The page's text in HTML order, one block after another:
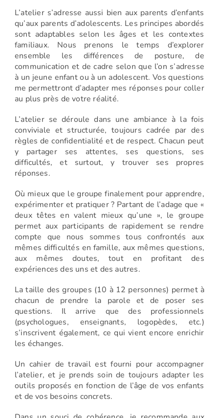
L’atelier s’adresse aussi bien aux parents d’enfants
qu’aux parents d’adolescents. Les principes abordés
sont adaptables selon les âges et les contextes
familiaux. Nous prenons le temps d’explorer
ensemble les différences de posture, de
communication et de cadre selon que l’on s’adresse
à un jeune enfant ou à un adolescent. Vos questions
me permettront d’adapter mes réponses pour coller
au plus près de votre réalité.
L’atelier se déroule dans une ambiance à la fois
conviviale et structurée, toujours cadrée par des
règles de confidentialité et de respect. Chacun peut
y partager ses attentes, ses questions, ses
difficultés, et surtout, y trouver ses propres
réponses.
Où mieux que le groupe finalement pour apprendre,
expérimenter et pratiquer ? Partant de l’adage que «
deux têtes en valent mieux qu’une », le groupe
permet aux participants de rapidement se rendre
compte que nous sommes tous confrontés aux
mêmes difficultés en famille, aux mêmes questions,
aux mêmes doutes, tout en profitant des
expériences des uns et des autres.
La taille des groupes (10 à 12 personnes) permet à
chacun de prendre la parole et de poser ses
questions. Il arrive que des professionnels
(psychologues, enseignants, logopèdes, etc.)
s’inscrivent également, ce qui vient encore enrichir
les échanges.
Un cahier de travail est fourni pour accompagner
l’atelier, et je prends soin de toujours adapter les
outils proposés en fonction de l’âge de vos enfants
et de vos besoins concrets.